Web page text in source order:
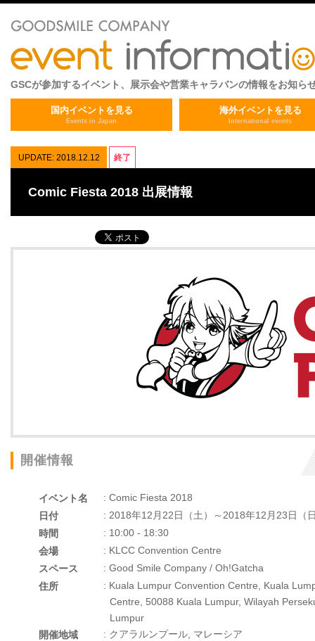
GSCが参加するイベント、展示会や営業キャラバンの情報をお知ら
国内イベントを見る
Events in Japan
海外イベントを見る
International events
UPDATE: 2018.12.12 終了
Comic Fiesta 2018 出展情報
開催情報
イベント名
: Comic Fiesta 2018
日付
: 2018年12月22日（土）～2018年12月23日（
時間
: 10:00 - 18:30
会場
: KLCC Convention Centre
スペース
: Good Smile Company / Oh!Gatcha
住所
: Kuala Lumpur Convention Centre, Kuala
Centre, 50088 Kuala Lumpur, Wilayah
Lumpur
開催地域
: クアラルンプール, マレーシア